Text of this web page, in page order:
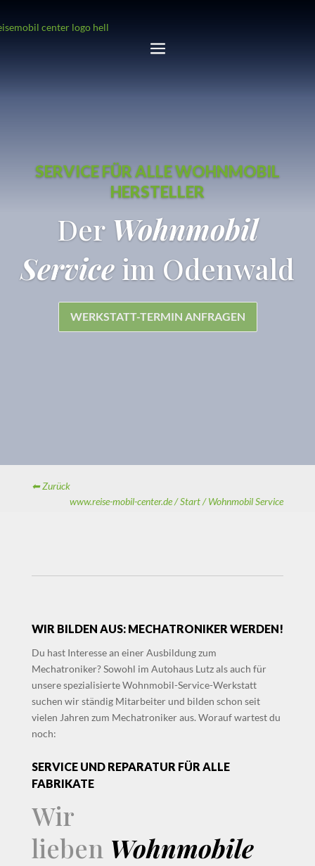
SERVICE FÜR ALLE WOHNMOBIL
HERSTELLER
Der Wohnmobil
Service im Odenwald
WERKSTATT-TERMIN ANFRAGEN
⬅ Zurück
www.reise-mobil-center.de /Start / Wohnmobil Service
WIR BILDEN AUS: MECHATRONIKER WERDEN!
Du hast Interesse an einer Ausbildung zum
Mechatroniker? Sowohl im Autohaus Lutz als auch für
unsere spezialisierte Wohnmobil-Service-Werkstatt
suchen wir ständig Mitarbeiter und bilden schon seit
vielen Jahren zum Mechatroniker aus. Worauf wartest du
noch:
SERVICE UND REPARATUR FÜR ALLE
FABRIKATE
Wir
lieben Wohnmobile